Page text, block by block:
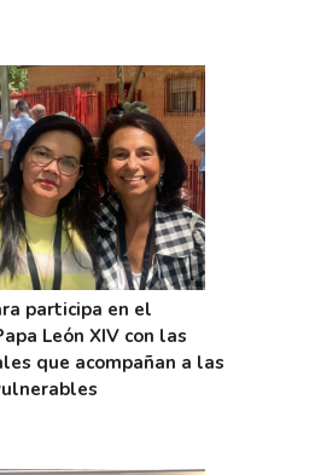
participa en el
León XIV con las
que acompañan a las